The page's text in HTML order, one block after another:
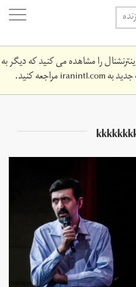
را مشاهده می کنید که دیگر به
بهiranintl.comمراجعه کنید.